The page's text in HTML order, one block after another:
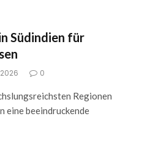
Südindien für
0
Regionen
eine beeindruckende